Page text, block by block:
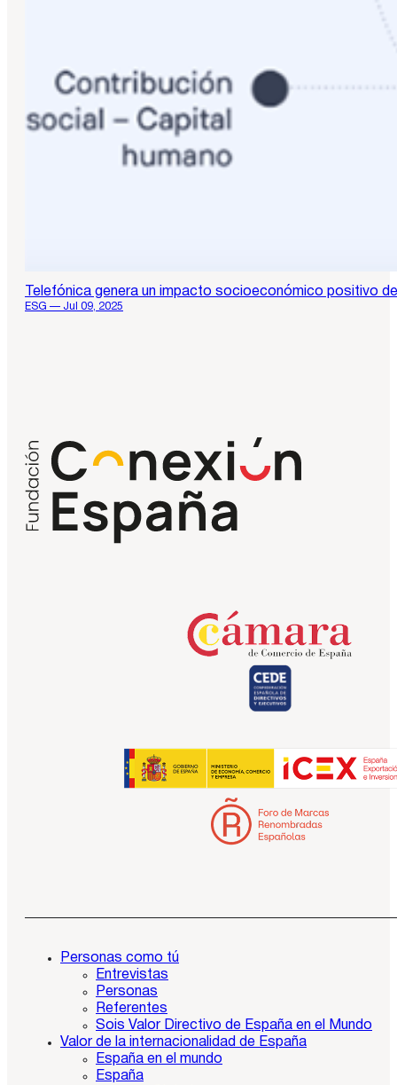
Telefónica genera un impacto socioeconómico positivo
ESG — Jul 09, 2025
Personas como tú
Entrevistas
Personas
Referentes
Sois Valor Directivo de España en el Mundo
Valor de la internacionalidad de España
España en el mundo
España